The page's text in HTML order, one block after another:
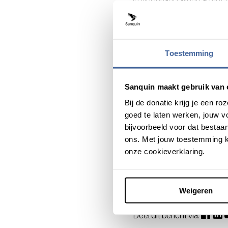
Toestemming
Sanquin maakt gebruik van
Bij de donatie krijg je een
goed te laten werken, jouw
bijvoorbeeld voor dat
ons. Met jouw toestemming
onze cookieverklaring.
Weigeren
tekort in de wereld, en die
mogelijk kunnen voldoen
De uitdaging is groter dan
Bloodbank Alliance, met
aan. Alleen al in de EU
pakken. We kijken hierbij
aan
Ben je benieuwd hoe
Deel dit bericht via: